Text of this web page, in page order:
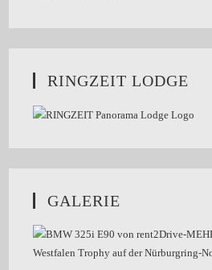
RINGZEIT LODGE
GALERIE